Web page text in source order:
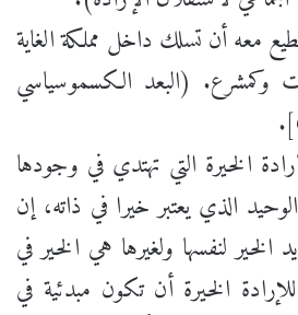
معه أن تسلك داخل مملكة الغاية
وكمشرع. (البعد الكسموسياسي
الخيرة التي تهتدي في وجودها
الذي يعتبر خيرا في ذاته، إن
الخير لنفسها ولغيرها هي الخير في
الخيرة أن تكون مبدئية في